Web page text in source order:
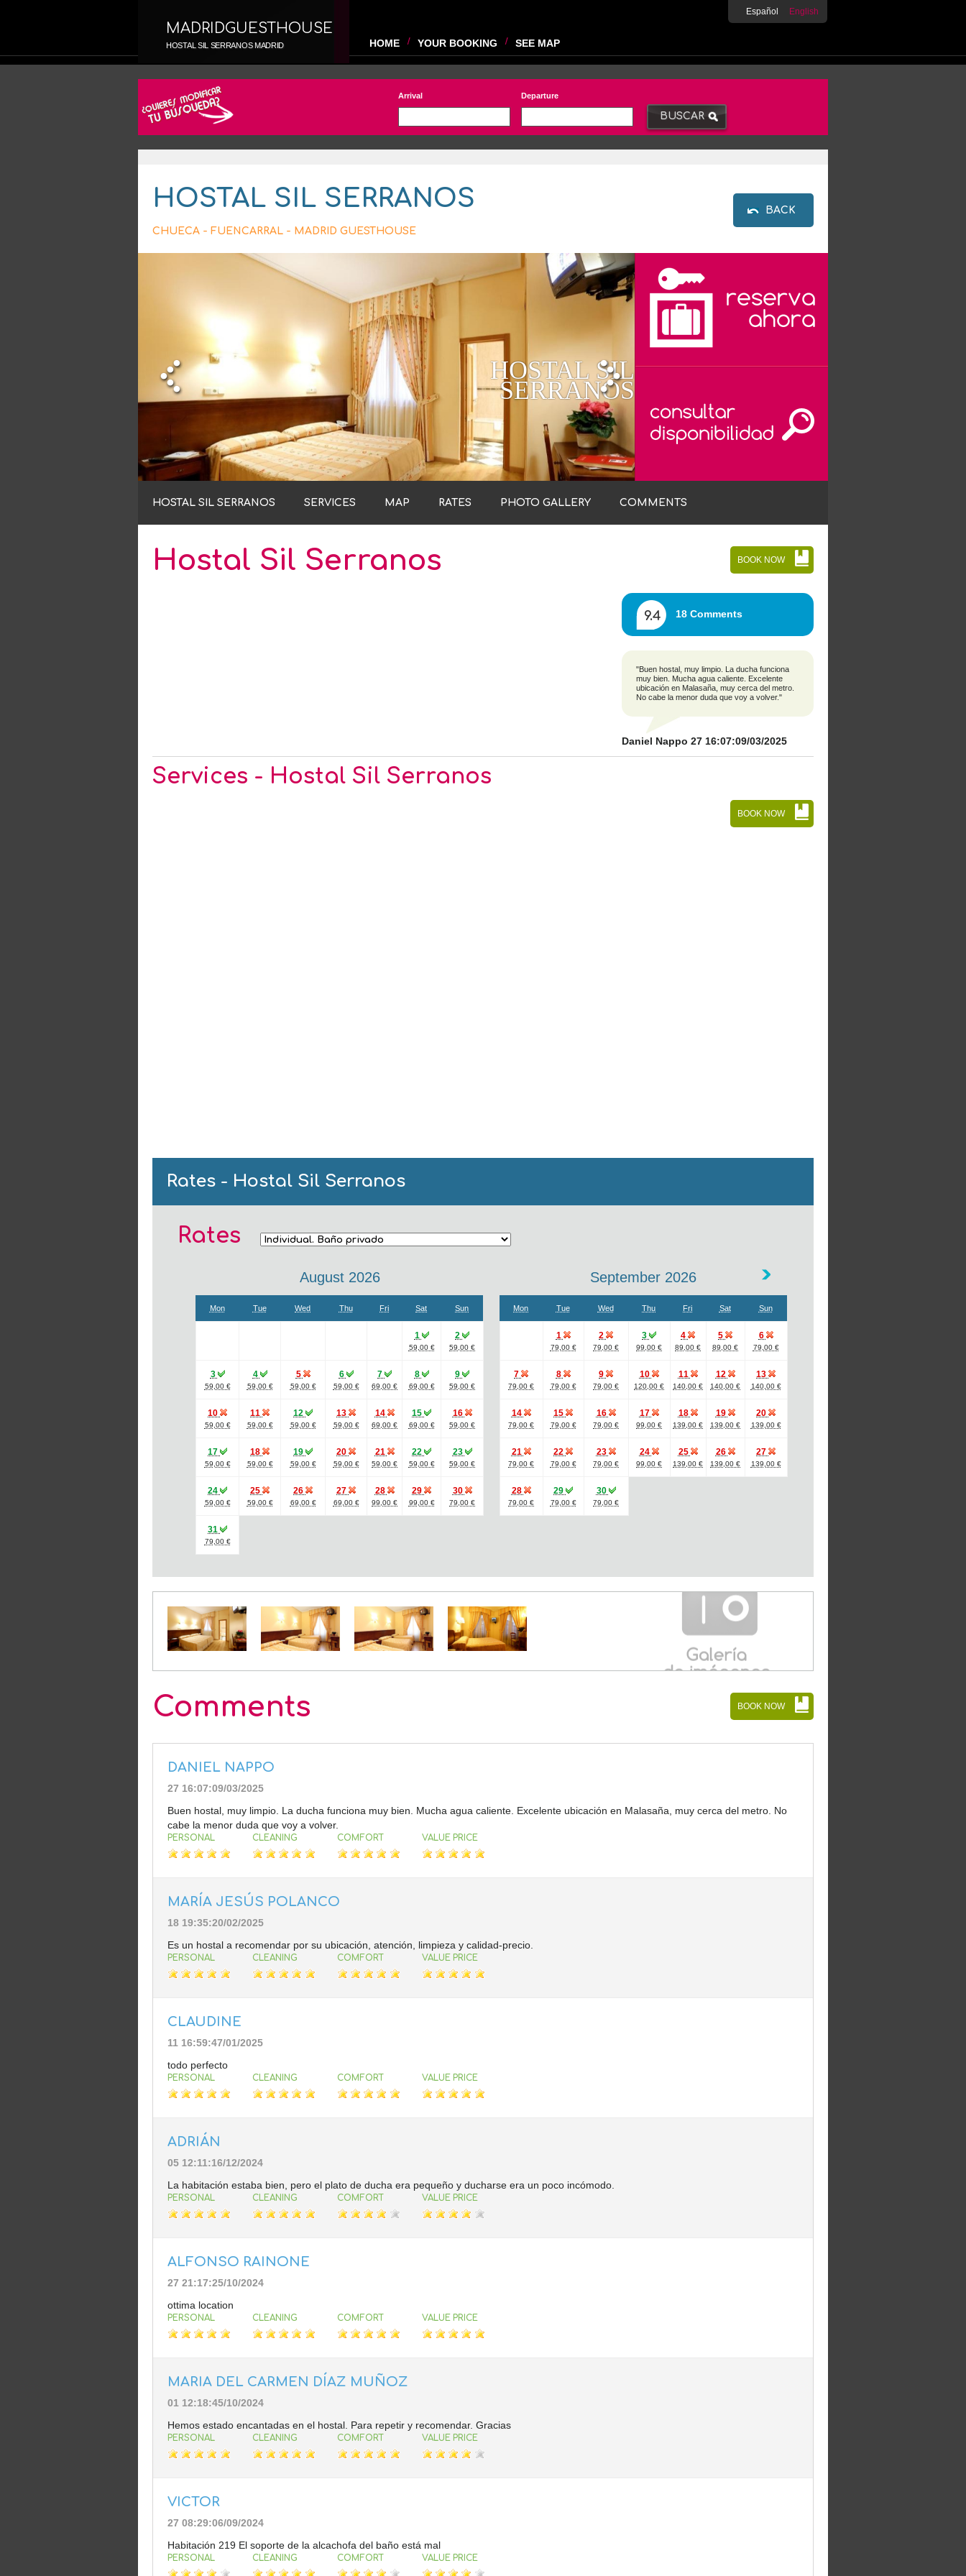
MADRIDGUESTHOUSE
HOSTAL SIL SERRANOS MADRID
Español English
HOME YOUR BOOKING SEE MAP
Arrival Departure
HOSTAL SIL SERRANOS
CHUECA - FUENCARRAL - MADRID GUESTHOUSE
BACK
HOSTAL SIL
SERRANOS
HOSTAL SIL SERRANOS SERVICES MAP RATES PHOTO GALLERY COMMENTS
Hostal Sil Serranos BOOK NOW
9.4 18 Comments
"Buen hostal, muy limpio. La ducha funciona
muy bien. Mucha agua caliente. Excelente
ubicación en Malasaña, muy cerca del metro.
No cabe la menor duda que voy a volver."
Daniel Nappo 27 16:07:09/03/2025
Services - Hostal Sil Serranos
BOOK NOW
Rates - Hostal Sil Serranos
Rates
August 2026
Mon Tue Wed Thu Fri Sat Sun
1
59,00 €
2
59,00 €
3
59,00 €
4
59,00 €
5
59,00 €
6
59,00 €
7
69,00 €
8
69,00 €
9
59,00 €
10
59,00 €
11
59,00 €
12
59,00 €
13
59,00 €
14
69,00 €
15
69,00 €
16
59,00 €
17
59,00 €
18
59,00 €
19
59,00 €
20
59,00 €
21
59,00 €
22
59,00 €
23
59,00 €
24
59,00 €
25
59,00 €
26
69,00 €
27
69,00 €
28
99,00 €
29
99,00 €
30
79,00 €
31
79,00 €
September 2026
Mon Tue Wed Thu Fri Sat Sun
1
79,00 €
2
79,00 €
3
99,00 €
4
89,00 €
5
89,00 €
6
79,00 €
7
79,00 €
8
79,00 €
9
79,00 €
10
120,00 €
11
140,00 €
12
140,00 €
13
140,00 €
14
79,00 €
15
79,00 €
16
79,00 €
17
99,00 €
18
139,00 €
19
139,00 €
20
139,00 €
21
79,00 €
22
79,00 €
23
79,00 €
24
99,00 €
25
139,00 €
26
139,00 €
27
139,00 €
28
79,00 €
29
79,00 €
30
79,00 €
Comments BOOK NOW
DANIEL NAPPO
27 16:07:09/03/2025
Buen hostal, muy limpio. La ducha funciona muy bien. Mucha agua caliente. Excelente ubicación en Malasaña, muy cerca del metro. No
cabe la menor duda que voy a volver.
PERSONAL CLEANING COMFORT VALUE PRICE
MARÍA JESÚS POLANCO
18 19:35:20/02/2025
Es un hostal a recomendar por su ubicación, atención, limpieza y calidad-precio.
PERSONAL CLEANING COMFORT VALUE PRICE
CLAUDINE
11 16:59:47/01/2025
todo perfecto
PERSONAL CLEANING COMFORT VALUE PRICE
ADRIÁN
05 12:11:16/12/2024
La habitación estaba bien, pero el plato de ducha era pequeño y ducharse era un poco incómodo.
PERSONAL CLEANING COMFORT VALUE PRICE
ALFONSO RAINONE
27 21:17:25/10/2024
ottima location
PERSONAL CLEANING COMFORT VALUE PRICE
MARIA DEL CARMEN DÍAZ MUÑOZ
01 12:18:45/10/2024
Hemos estado encantadas en el hostal. Para repetir y recomendar. Gracias
PERSONAL CLEANING COMFORT VALUE PRICE
VICTOR
27 08:29:06/09/2024
Habitación 219 El soporte de la alcachofa del baño está mal
PERSONAL CLEANING COMFORT VALUE PRICE